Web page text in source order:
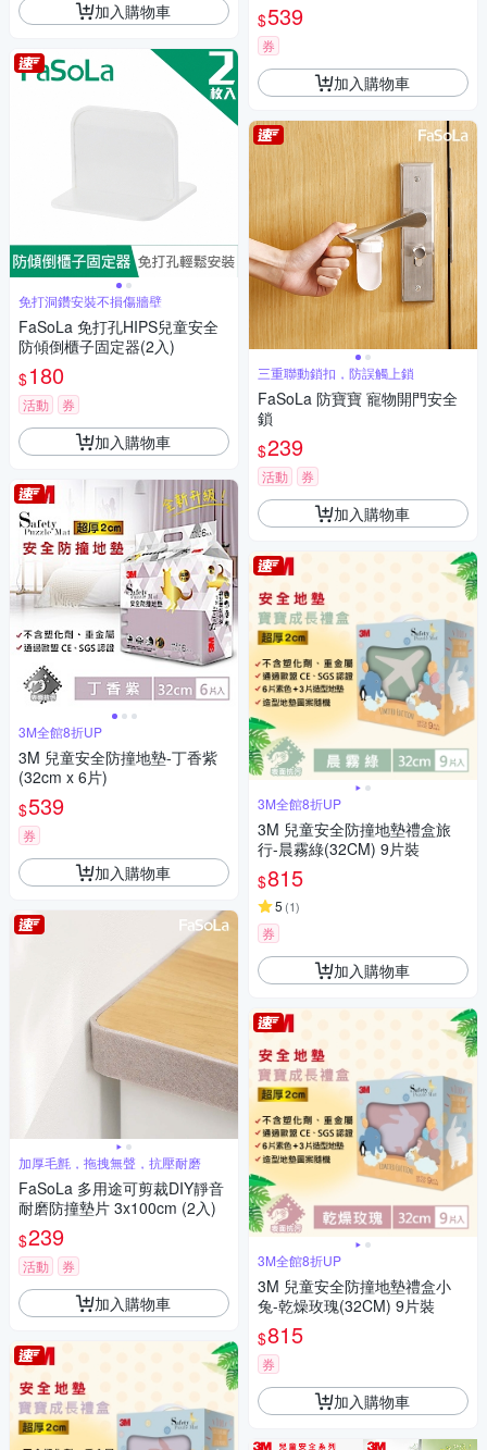
加入購物車
免打洞鑽安裝不損傷牆壁
FaSoLa 免打孔HIPS兒童安全
防傾倒櫃子固定器(2入)
$180
活動 券
加入購物車
3M全館8折UP
3M 兒童安全防撞地墊-丁香紫
(32cm x 6片)
$539
券
加入購物車
加厚毛氈，拖拽無聲，抗壓耐磨
FaSoLa 多用途可剪裁DIY靜音
耐磨防撞墊片 3x100cm (2入)
$239
活動 券
加入購物車
$539
券
加入購物車
三重聯動鎖扣，防誤觸上鎖
FaSoLa 防寶寶 寵物開門安全
鎖
$239
活動 券
加入購物車
3M全館8折UP
3M 兒童安全防撞地墊禮盒旅
行-晨霧綠(32CM) 9片裝
$815
5 (1)
券
加入購物車
3M全館8折UP
3M 兒童安全防撞地墊禮盒小
兔-乾燥玫瑰(32CM) 9片裝
$815
券
加入購物車